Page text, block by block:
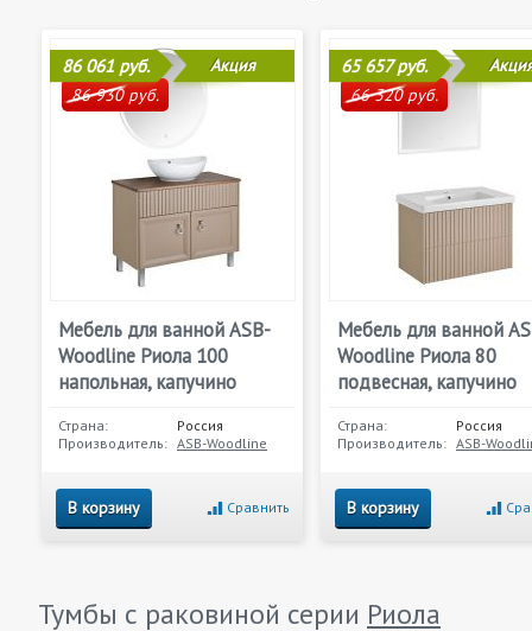
86 061 руб.
86 930 руб.
Акция
Мебель для ванной ASB-
Woodline Риола 100
напольная, капучино
Страна:
Россия
Производитель: ASB-Woodline
В корзину Сравнить
65 657 руб.
66 320 руб.
Мебель для ванной
Woodline Риола 80
подвесная, капучино
Страна:
Россия
Производитель: ASB-
В корзину
Тумбы с раковиной серии Риола